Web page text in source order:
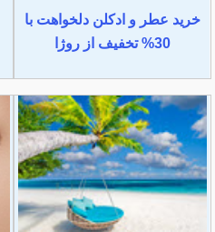
خرید عطر و ادکلن دلخواهت با
30% تخفیف از روژا